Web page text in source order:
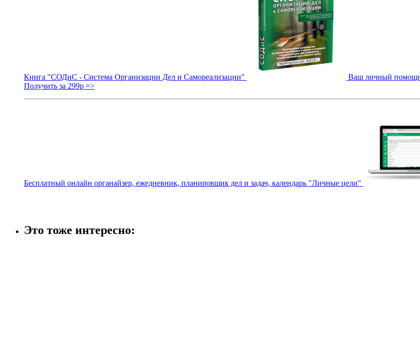
Книга "СОДиС - Система Организации Дел и Самореализации"
Ваш личный
Получить за 299р =>
Бесплатный онлайн органайзер, ежедневник, планировщик дел и задач, календарь "Личные цели"
Это тоже интересно: